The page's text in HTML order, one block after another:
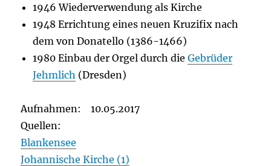
1946 Wiederverwendung als Kirche
1948 Errichtung eines neuen Kruzifix nach
dem von Donatello (1386-1466)
1980 Einbau der Orgel durch dieGebrüder
Jehmlich (Dresden)
Aufnahmen: 10.05.2017
Quellen:
Blankensee
Johannische Kirche (1)